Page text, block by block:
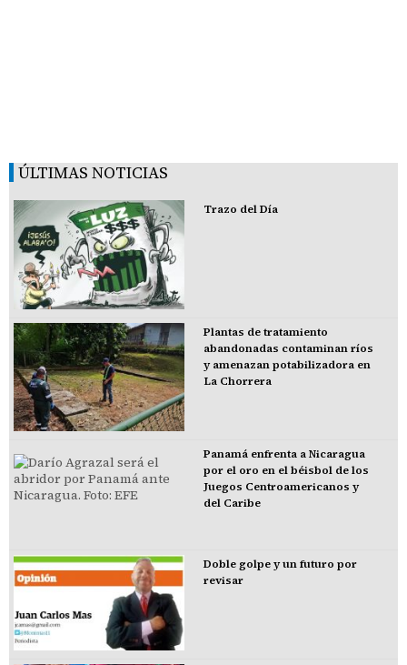
ÚLTIMAS NOTICIAS
Trazo del Día
Plantas de tratamiento
abandonadas contaminan ríos
y amenazan potabilizadora en
La Chorrera
Panamá enfrenta a Nicaragua
por el oro en el béisbol de los
Juegos Centroamericanos y
del Caribe
Doble golpe y un futuro por
revisar